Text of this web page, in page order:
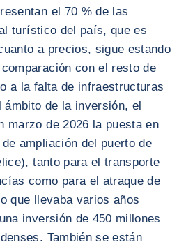
el 70 % de las
turístico del país, que es
a precios, sigue estando
con el resto de
a la falta de infraestructuras
ámbito de la inversión, el
marzo de 2026 la puesta en
ampliación del puerto de
tanto para el transporte
como para el atraque de
que llevaba varios años
inversión de 450 millones
También se están